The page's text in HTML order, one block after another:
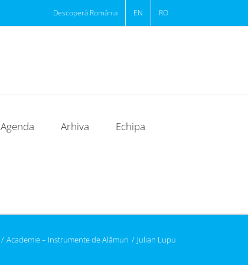
Descoperă România EN RO
Agenda Arhiva Echipa
/ Academie – Instrumente de Alămuri / Julian Lupu